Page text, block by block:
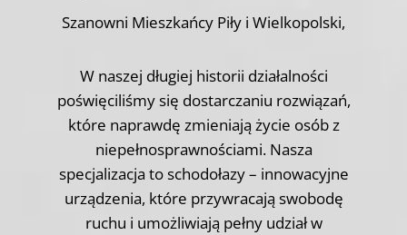
Szanowni Mieszkańcy Piły i Wielkopolski,
W naszej długiej historii działalności
poświęciliśmy się dostarczaniu rozwiązań,
które naprawdę zmieniają życie osób z
niepełnosprawnościami. Nasza
specjalizacja to schodołazy – innowacyjne
urządzenia, które przywracają swobodę
ruchu i umożliwiają pełny udział w